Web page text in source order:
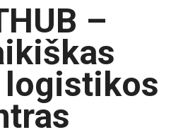
–
logistikos